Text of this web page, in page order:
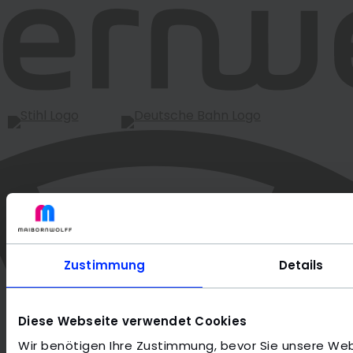
Zustimmung Details
Diese Webseite verwendet Cookies
Wir benötigen Ihre Zustimmung, bevor Sie unsere